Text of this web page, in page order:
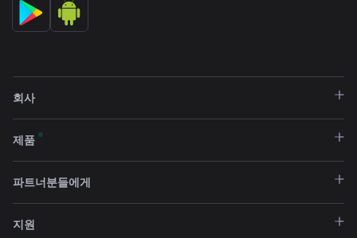
회사
제품
파트너분들에게
지원